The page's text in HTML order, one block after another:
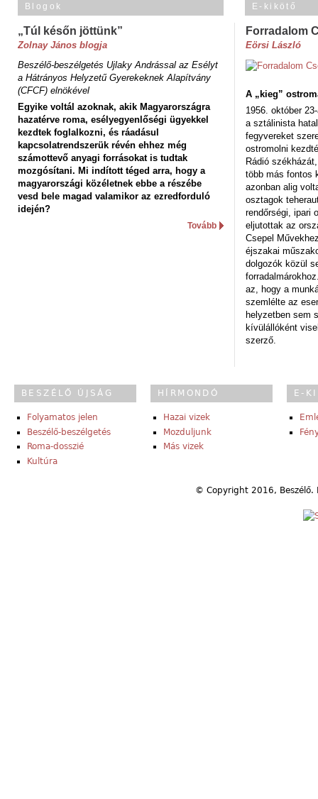
Blogok
„Túl későn jöttünk”
Zolnay János blogja
Beszélő-beszélgetés Ujlaky Andrással az Esélyt
a Hátrányos Helyzetű Gyerekeknek Alapítvány
(CFCF) elnökével
Egyike voltál azoknak, akik Magyarországra
hazatérve roma, esélyegyenlőségi ügyekkel
kezdtek foglalkozni, és ráadásul
kapcsolatrendszerük révén ehhez még
számottevő anyagi forrásokat is tudtak
mozgósítani. Mi indított téged arra, hogy a
magyarországi közéletnek ebbe a részébe
vesd bele magad valamikor az ezredforduló
idején?
Tovább
E-kikötő
Forradalom
Eörsi László
A „kieg”
1956. október
a sztálinista
fegyvereket
ostromolni
Rádió
több más fontos
azonban alig
osztagok
rendőrségi, ipari
eljutottak az
Csepel
éjszakai
dolgozók közül
az, hogy a
szemlélte az
helyzetben sem
kívülállóként
szerző.
BESZÉLŐ ÚJSÁG
Folyamatos jelen
Beszélő-beszélgetés
Roma-dosszié
Kultúra
HÍRMONDÓ
Hazai vizek
Mozduljunk
Más vizek
E-
© Copyright 2016,